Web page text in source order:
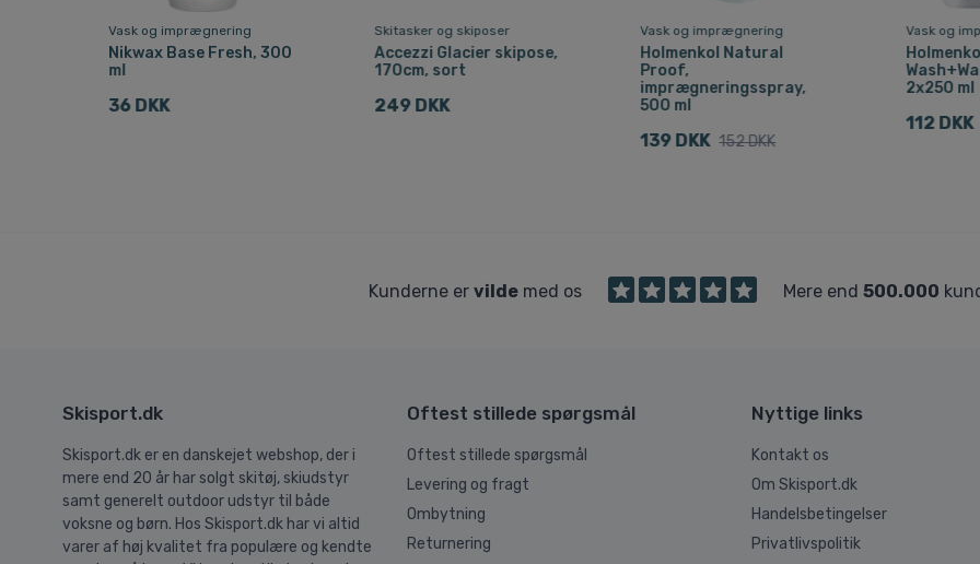
Vask og imprægnering
Nikwax Base Fresh, 300
ml
36 DKK
Skitasker og skiposer
Accezzi Glacier skipose,
170cm, sort
249 DKK
Vask og imprægnering
Holmenkol Natural
Proof,
imprægneringsspray,
500 ml
139 DKK 152 DKK
Vask og
2x250 ml
112 DKK
Kunderne er vildemed os Mere end 500.000
Skisport.dk
Skisport.dk er en danskejet webshop, der i
mere end 20 år har solgt skitøj, skiudstyr
samt generelt outdoor udstyr til både
voksne og børn. Hos Skisport.dk har vi altid
varer af høj kvalitet fra populære og kendte
Oftest stillede spørgsmål
Oftest stillede spørgsmål
Levering og fragt
Ombytning
Returnering
Nyttige links
Kontakt os
Om Skisport.dk
Handelsbetingelser
Privatlivspolitik